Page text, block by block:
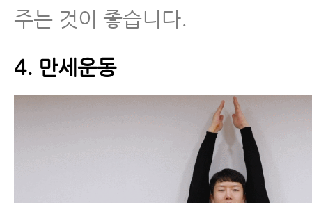
주는 것이 좋습니다.
4. 만세운동